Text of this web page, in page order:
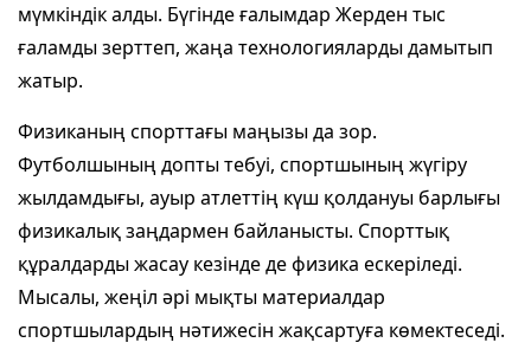
мүмкіндік алды. Бүгінде ғалымдар Жерден тыс
ғаламды зерттеп, жаңа технологияларды дамытып
жатыр.
Физиканың спорттағы маңызы да зор.
Футболшының допты тебуі, спортшының жүгіру
жылдамдығы, ауыр атлеттің күш қолдануы барлығы
физикалық заңдармен байланысты. Спорттық
құралдарды жасау кезінде де физика ескеріледі.
Мысалы, жеңіл әрі мықты материалдар
спортшылардың нәтижесін жақсартуға көмектеседі.